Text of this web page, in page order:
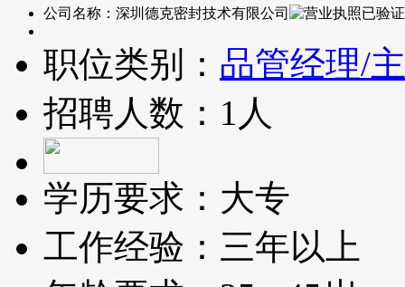
公司名称： 深圳德克密封技术有限公司
职位类别： 品管经理/
招聘人数： 1人
学历要求： 大专
工作经验： 三年以上